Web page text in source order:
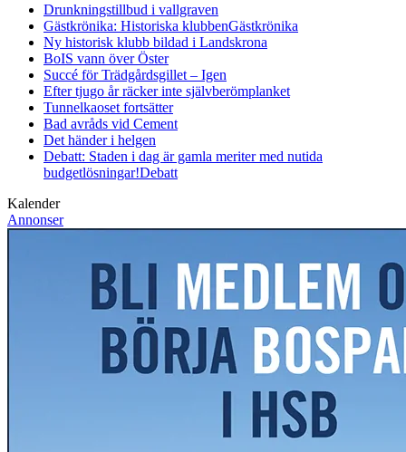
Drunkningstillbud i vallgraven
Gästkrönika: Historiska klubbenGästkrönika
Ny historisk klubb bildad i Landskrona
BoIS vann över Öster
Succé för Trädgårdsgillet – Igen
Efter tjugo år räcker inte självberömplanket
Tunnelkaoset fortsätter
Bad avråds vid Cement
Det händer i helgen
Debatt: Staden i dag är gamla meriter med nutida
budgetlösningar!Debatt
Kalender
Annonser